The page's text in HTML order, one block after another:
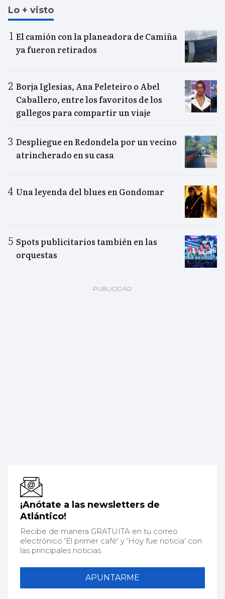
Lo + visto
El camión con la planeadora de Camiña
ya fueron retirados
Borja Iglesias, Ana Peleteiro o Abel
Caballero, entre los favoritos de los
gallegos para compartir un viaje
Despliegue en Redondela por un vecino
atrincherado en su casa
Una leyenda del blues en Gondomar
Spots publicitarios también en las
orquestas
¡Anótate a las newsletters de
Atlántico!
Recibe de manera GRATUITA en tu correo
electrónico 'El primer café' y 'Hoy fue noticia' con
las principales noticias.
APUNTARME